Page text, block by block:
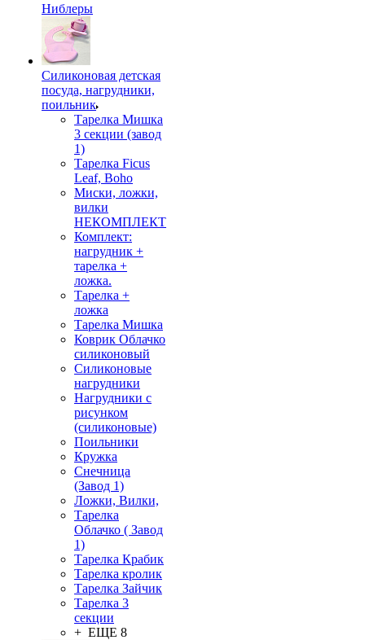
Ниблеры
Силиконовая детская
посуда, нагрудники,
поильник
Тарелка Мишка
3 секции (завод
1)
Тарелка Ficus
Leaf, Boho
Миски, ложки,
вилки
НЕКОМПЛЕКТ
Комплект:
нагрудник +
тарелка +
ложка.
Тарелка +
ложка
Тарелка Мишка
Коврик Облачко
силиконовый
Силиконовые
нагрудники
Нагрудники с
рисунком
(силиконовые)
Поильники
Кружка
Снечница
(Завод 1)
Ложки, Вилки,
Тарелка
Облачко ( Завод
1)
Тарелка Крабик
Тарелка кролик
Тарелка Зайчик
Тарелка 3
секции
+ ЕЩЕ 8